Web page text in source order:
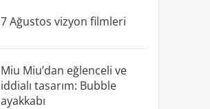
7 Ağustos vizyon filmleri
Miu Miu’dan eğlenceli ve
iddialı tasarım: Bubble
ayakkabı